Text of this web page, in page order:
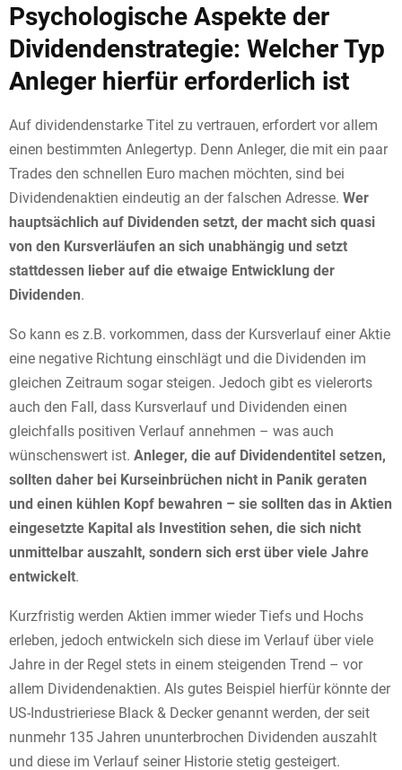
Psychologische Aspekte der
Dividendenstrategie: Welcher Typ
Anleger hierfür erforderlich ist
Auf dividendenstarke Titel zu vertrauen, erfordert vor allem
einen bestimmten Anlegertyp. Denn Anleger, die mit ein paar
Trades den schnellen Euro machen möchten, sind bei
Dividendenaktien eindeutig an der falschen Adresse. Wer
hauptsächlich auf Dividenden setzt, der macht sich quasi
von den Kursverläufen an sich unabhängig und setzt
stattdessen lieber auf die etwaige Entwicklung der
Dividenden.
So kann es z.B. vorkommen, dass der Kursverlauf einer Aktie
eine negative Richtung einschlägt und die Dividenden im
gleichen Zeitraum sogar steigen. Jedoch gibt es vielerorts
auch den Fall, dass Kursverlauf und Dividenden einen
gleichfalls positiven Verlauf annehmen – was auch
wünschenswert ist. Anleger, die auf Dividendentitel setzen,
sollten daher bei Kurseinbrüchen nicht in Panik geraten
und einen kühlen Kopf bewahren – sie sollten das in Aktien
eingesetzte Kapital als Investition sehen, die sich nicht
unmittelbar auszahlt, sondern sich erst über viele Jahre
entwickelt.
Kurzfristig werden Aktien immer wieder Tiefs und Hochs
erleben, jedoch entwickeln sich diese im Verlauf über viele
Jahre in der Regel stets in einem steigenden Trend – vor
allem Dividendenaktien. Als gutes Beispiel hierfür könnte der
US-Industrieriese Black & Decker genannt werden, der seit
nunmehr 135 Jahren ununterbrochen Dividenden auszahlt
und diese im Verlauf seiner Historie stetig gesteigert.